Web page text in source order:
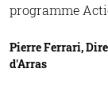
programme
Pierre Ferrari,
d'Arras